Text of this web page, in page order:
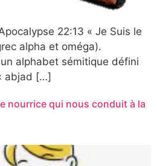
22:13 « Je Suis le
alpha et oméga).
alphabet sémitique défini
abjad […]
nourrice qui nous conduit à la